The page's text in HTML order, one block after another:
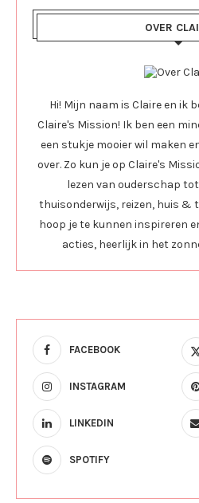
OVER
Hi! Mijn naam is Claire en ik
Claire's Mission! Ik ben een
een stukje mooier wil maken
over. Zo kun je op Claire's
lezen van ouderschap
thuisonderwijs, reizen, huis &
hoop je te kunnen inspireren
acties, heerlijk in het
FACEBOOK
INSTAGRAM
LINKEDIN
SPOTIFY